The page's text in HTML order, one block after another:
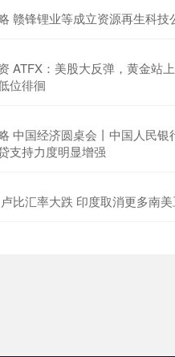
赣锋锂业等成立资源再生科技
ATFX：美股大反弹，黄金站上
位徘徊
中国经济圆桌会丨中国人民银
支持力度明显增强
比汇率大跌 印度取消更多南